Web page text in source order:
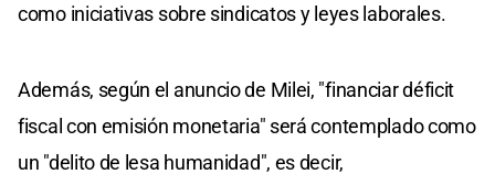
como iniciativas sobre sindicatos y leyes laborales.
Además, según el anuncio de Milei, "financiar déficit
fiscal con emisión monetaria" será contemplado como
un "delito de lesa humanidad", es decir,